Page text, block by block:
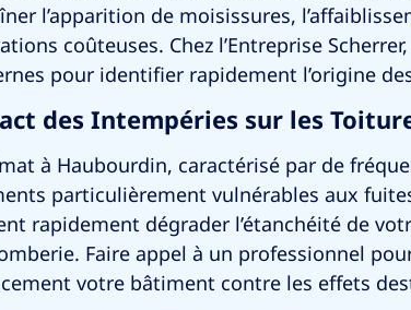
l’apparition de moisissures,
coûteuses. Chez l’Entreprise
pour identifier rapidement l’origine
des Intempéries sur les
à Haubourdin, caractérisé par de
particulièrement vulnérables aux
rapidement dégrader l’étanchéité de
Faire appel à un professionnel
votre bâtiment contre les effets